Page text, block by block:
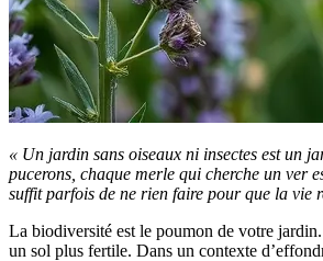
« Un jardin sans oiseaux ni insectes est un
pucerons, chaque merle qui cherche un ver
suffit parfois de ne rien faire pour que la vie
La biodiversité est le poumon de votre
un sol plus fertile. Dans un contexte